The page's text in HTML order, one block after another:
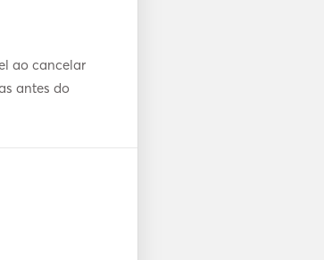
ao cancelar
antes do